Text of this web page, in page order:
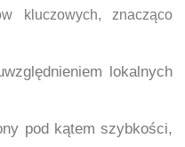
kluczowych, znacząco
lokalnych
pod kątem szybkości,